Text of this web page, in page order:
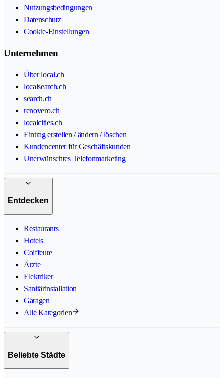
Nutzungsbedingungen
Datenschutz
Cookie-Einstellungen
Unternehmen
Über local.ch
localsearch.ch
search.ch
renovero.ch
localcities.ch
Eintrag erstellen / ändern / löschen
Kundencenter für Geschäftskunden
Unerwünschtes Telefonmarketing
Entdecken
Restaurants
Hotels
Coiffeure
Ärzte
Elektriker
Sanitärinstallation
Garagen
Alle Kategorien
Beliebte Städte